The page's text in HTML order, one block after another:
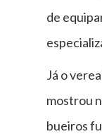
de
Já o
mostrou
bueiros